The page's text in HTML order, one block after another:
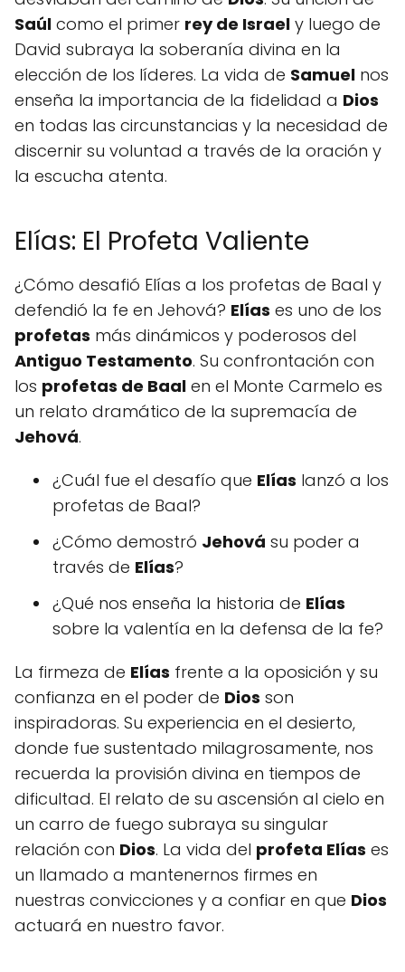
Saúl como el primer rey de Israel y luego de
David subraya la soberanía divina en la
elección de los líderes. La vida de Samuel nos
enseña la importancia de la fidelidad a Dios
en todas las circunstancias y la necesidad de
discernir su voluntad a través de la oración y
la escucha atenta.
Elías: El Profeta Valiente
¿Cómo desafió Elías a los profetas de Baal y
defendió la fe en Jehová? Elías es uno de los
profetas más dinámicos y poderosos del
Antiguo Testamento. Su confrontación con
los profetas de Baal en el Monte Carmelo es
un relato dramático de la supremacía de
Jehová.
¿Cuál fue el desafío que Elías lanzó a los
profetas de Baal?
¿Cómo demostró Jehová su poder a
través de Elías?
¿Qué nos enseña la historia de Elías
sobre la valentía en la defensa de la fe?
La firmeza de Elías frente a la oposición y su
confianza en el poder de Dios son
inspiradoras. Su experiencia en el desierto,
donde fue sustentado milagrosamente, nos
recuerda la provisión divina en tiempos de
dificultad. El relato de su ascensión al cielo en
un carro de fuego subraya su singular
relación con Dios. La vida del profeta Elías es
un llamado a mantenernos firmes en
nuestras convicciones y a confiar en que Dios
actuará en nuestro favor.